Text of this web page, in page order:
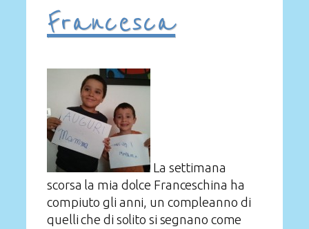
Francesca
La settimana
scorsa la mia dolce Franceschina ha
compiuto gli anni, un compleanno di
quelli che di solito si segnano come